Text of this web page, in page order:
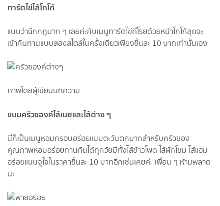
ทาร์ตไข่ไส้โกโก้
แบบว่าฉีกกฎมาก ๆ เลยค่ะกับเมนูทาร์ตไข่ที่โรยด้วยหน้าโกโก้สุดจะ
เข้ากันทานแบบสองสไตล์ในครั้งเดียวเพียงชิ้นละ 10 บาทเท่านั้นเอง
ภาพโดยผู้เขียนบทความ
ขนมครัวซองค์ไส้เนยและไส้ต่าง ๆ
นี่ก็เป็นเมนูหอมกรอบอร่อยแบบตะวันตกมากสำหรับครัวซอง
คุณภาพหอมอร่อยทานกันได้ทุกวัยมีทั้งไส้ข้าวโพด ไส้ผักโขม ไส้แฮม
อร่อยแบบจุใจในราคาชิ้นละ 10 บาทอีกเช่นเคยค่ะ เพื่อน ๆ ห้ามพลาด
นะ